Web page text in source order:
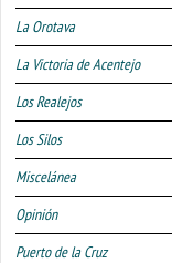
La Orotava
La Victoria de Acentejo
Los Realejos
Los Silos
Miscelánea
Opinión
Puerto de la Cruz